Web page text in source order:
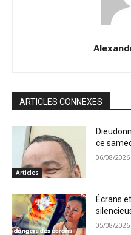
ARTICLES CONNEXES
Articles
ce
06/08/2026
Écrans
05/08/2026